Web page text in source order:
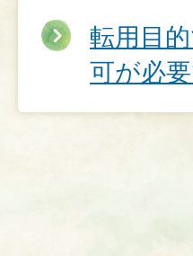
転用目
可が必